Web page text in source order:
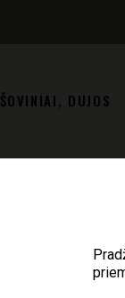
ŠOVINIAI, DUJOS